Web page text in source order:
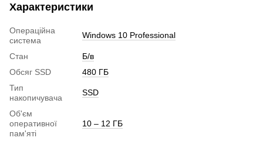
Характеристики
Операційна
система
Windows 10 Professional
Стан
Б/в
Обсяг SSD
480 ГБ
Тип
накопичувача
SSD
Об'єм
оперативної
пам'яті
10 – 12 ГБ